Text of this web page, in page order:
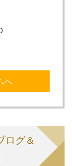
へ
ログ＆